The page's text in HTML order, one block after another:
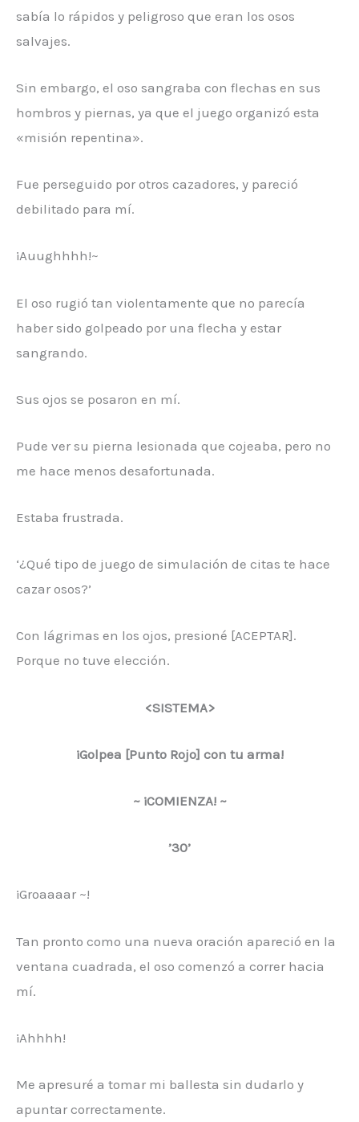
sabía lo rápidos y peligroso que eran los osos
salvajes.
Sin embargo, el oso sangraba con flechas en sus
hombros y piernas, ya que el juego organizó esta
«misión repentina».
Fue perseguido por otros cazadores, y pareció
debilitado para mí.
¡Auughhhh!~
El oso rugió tan violentamente que no parecía
haber sido golpeado por una flecha y estar
sangrando.
Sus ojos se posaron en mí.
Pude ver su pierna lesionada que cojeaba, pero no
me hace menos desafortunada.
Estaba frustrada.
‘¿Qué tipo de juego de simulación de citas te hace
cazar osos?’
Con lágrimas en los ojos, presioné [ACEPTAR].
Porque no tuve elección.
<SISTEMA>
¡Golpea [Punto Rojo] con tu arma!
~ ¡COMIENZA! ~
’30’
¡Groaaaar ~!
Tan pronto como una nueva oración apareció en la
ventana cuadrada, el oso comenzó a correr hacia
mí.
¡Ahhhh!
Me apresuré a tomar mi ballesta sin dudarlo y
apuntar correctamente.